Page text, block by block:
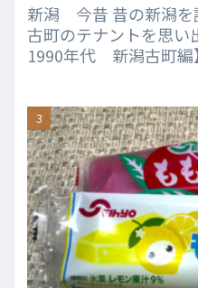
新潟 今昔 昔の新潟を
古町のテナントを思い
1990年代 新潟古町編】